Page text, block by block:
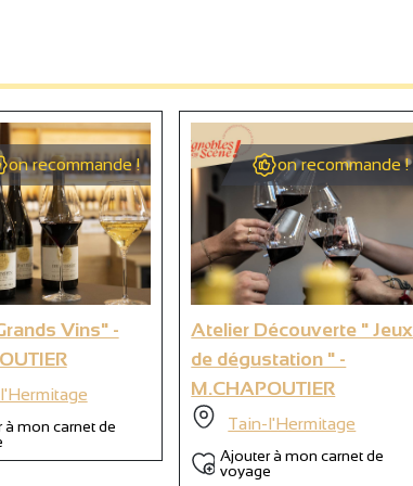
2
6
9
on recommande !
Vins" -
à mon carnet de
on recommande !
Atelier Découverte " Jeux
de dégustation " -
M.CHAPOUTIER
Tain-l'Hermitage
Ajouter à mon carnet de
voyage